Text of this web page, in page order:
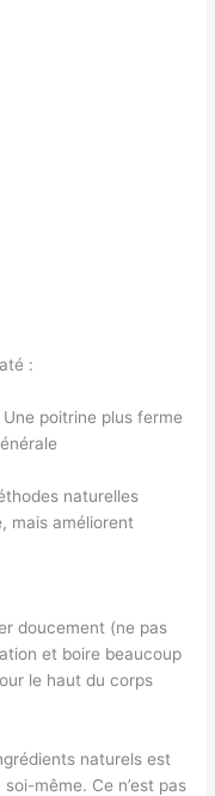
:
poitrine plus ferme
naturelles
mais améliorent
doucement (ne pas
et boire beaucoup
le haut du corps
naturels est
même. Ce n’est pas